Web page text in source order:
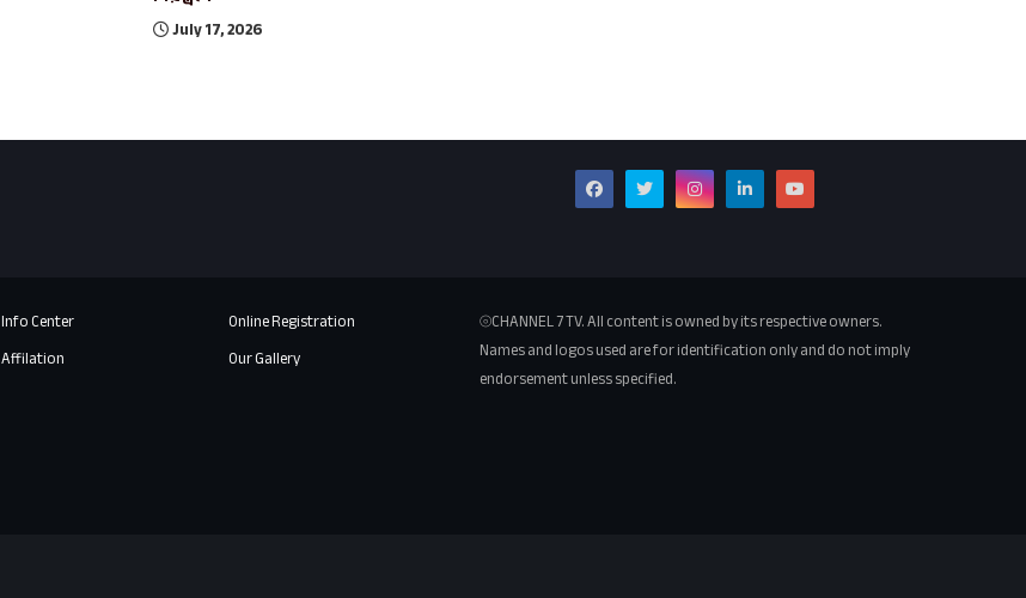
July 17, 2026
Info Center
Online Registration
Affilation
Our Gallery
⦾CHANNEL 7 TV. All content is owned by its respective owners.
Names and logos used are for identification only and do not imply
endorsement unless specified.